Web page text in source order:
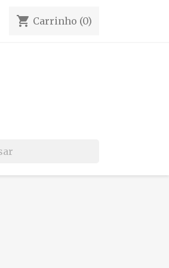
shopping_cart Carrinho (0)